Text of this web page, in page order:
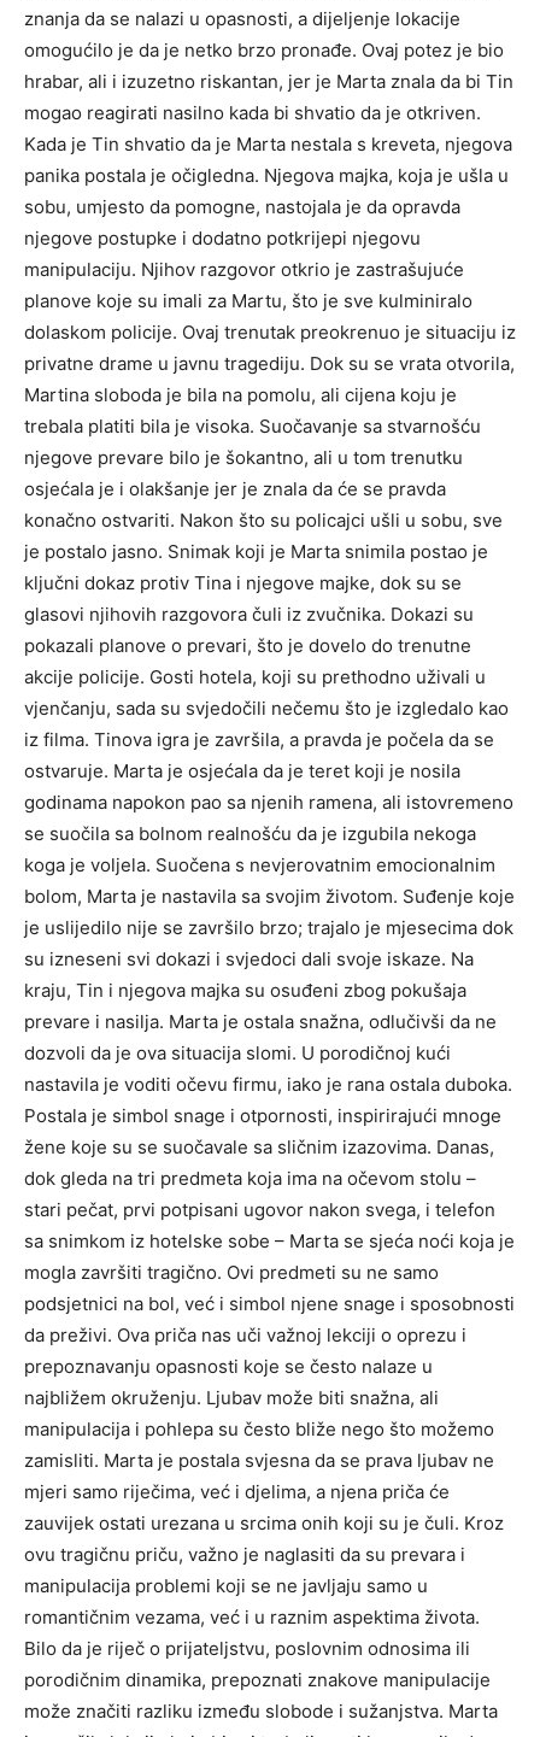
znanja da se nalazi u opasnosti, a dijeljenje lokacije
omogućilo je da je netko brzo pronađe. Ovaj potez je bio
hrabar, ali i izuzetno riskantan, jer je Marta znala da bi Tin
mogao reagirati nasilno kada bi shvatio da je otkriven.
Kada je Tin shvatio da je Marta nestala s kreveta, njegova
panika postala je očigledna. Njegova majka, koja je ušla u
sobu, umjesto da pomogne, nastojala je da opravda
njegove postupke i dodatno potkrijepi njegovu
manipulaciju. Njihov razgovor otkrio je zastrašujuće
planove koje su imali za Martu, što je sve kulminiralo
dolaskom policije. Ovaj trenutak preokrenuo je situaciju iz
privatne drame u javnu tragediju. Dok su se vrata otvorila,
Martina sloboda je bila na pomolu, ali cijena koju je
trebala platiti bila je visoka. Suočavanje sa stvarnošću
njegove prevare bilo je šokantno, ali u tom trenutku
osjećala je i olakšanje jer je znala da će se pravda
konačno ostvariti. Nakon što su policajci ušli u sobu, sve
je postalo jasno. Snimak koji je Marta snimila postao je
ključni dokaz protiv Tina i njegove majke, dok su se
glasovi njihovih razgovora čuli iz zvučnika. Dokazi su
pokazali planove o prevari, što je dovelo do trenutne
akcije policije. Gosti hotela, koji su prethodno uživali u
vjenčanju, sada su svjedočili nečemu što je izgledalo kao
iz filma. Tinova igra je završila, a pravda je počela da se
ostvaruje. Marta je osjećala da je teret koji je nosila
godinama napokon pao sa njenih ramena, ali istovremeno
se suočila sa bolnom realnošću da je izgubila nekoga
koga je voljela. Suočena s nevjerovatnim emocionalnim
bolom, Marta je nastavila sa svojim životom. Suđenje koje
je uslijedilo nije se završilo brzo; trajalo je mjesecima dok
su izneseni svi dokazi i svjedoci dali svoje iskaze. Na
kraju, Tin i njegova majka su osuđeni zbog pokušaja
prevare i nasilja. Marta je ostala snažna, odlučivši da ne
dozvoli da je ova situacija slomi. U porodičnoj kući
nastavila je voditi očevu firmu, iako je rana ostala duboka.
Postala je simbol snage i otpornosti, inspirirajući mnoge
žene koje su se suočavale sa sličnim izazovima. Danas,
dok gleda na tri predmeta koja ima na očevom stolu –
stari pečat, prvi potpisani ugovor nakon svega, i telefon
sa snimkom iz hotelske sobe – Marta se sjeća noći koja je
mogla završiti tragično. Ovi predmeti su ne samo
podsjetnici na bol, već i simbol njene snage i sposobnosti
da preživi. Ova priča nas uči važnoj lekciji o oprezu i
prepoznavanju opasnosti koje se često nalaze u
najbližem okruženju. Ljubav može biti snažna, ali
manipulacija i pohlepa su često bliže nego što možemo
zamisliti. Marta je postala svjesna da se prava ljubav ne
mjeri samo riječima, već i djelima, a njena priča će
zauvijek ostati urezana u srcima onih koji su je čuli. Kroz
ovu tragičnu priču, važno je naglasiti da su prevara i
manipulacija problemi koji se ne javljaju samo u
romantičnim vezama, već i u raznim aspektima života.
Bilo da je riječ o prijateljstvu, poslovnim odnosima ili
porodičnim dinamika, prepoznati znakove manipulacije
može značiti razliku između slobode i sužanjstva. Marta